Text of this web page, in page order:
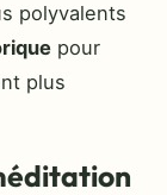
polyvalents
pour
plus